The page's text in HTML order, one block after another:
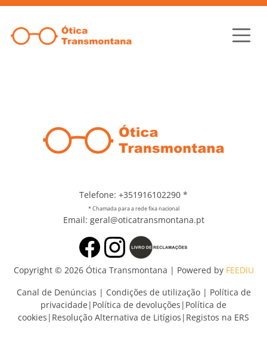
Telefone: +351916102290 *
* Chamada para a rede fixa nacional
Email: geral@oticatransmontana.pt
Copyright © 2026 Ótica Transmontana | Powered by FEEDIU
Canal de Denúncias | Condições de utilização| Política de
privacidade | Política de devoluções | Política de
cookies | Resolução Alternativa de Litígios | Registos na ERS